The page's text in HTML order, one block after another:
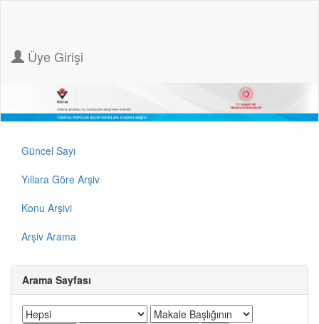
Üye Girişi
Güncel Sayı
Yıllara Göre Arşiv
Konu Arşivi
Arşiv Arama
Arama Sayfası